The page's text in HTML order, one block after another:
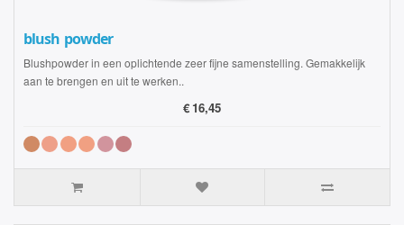
blush powder
Blushpowder in een oplichtende zeer fijne samenstelling. Gemakkelijk
aan te brengen en uit te werken..
€ 16,45